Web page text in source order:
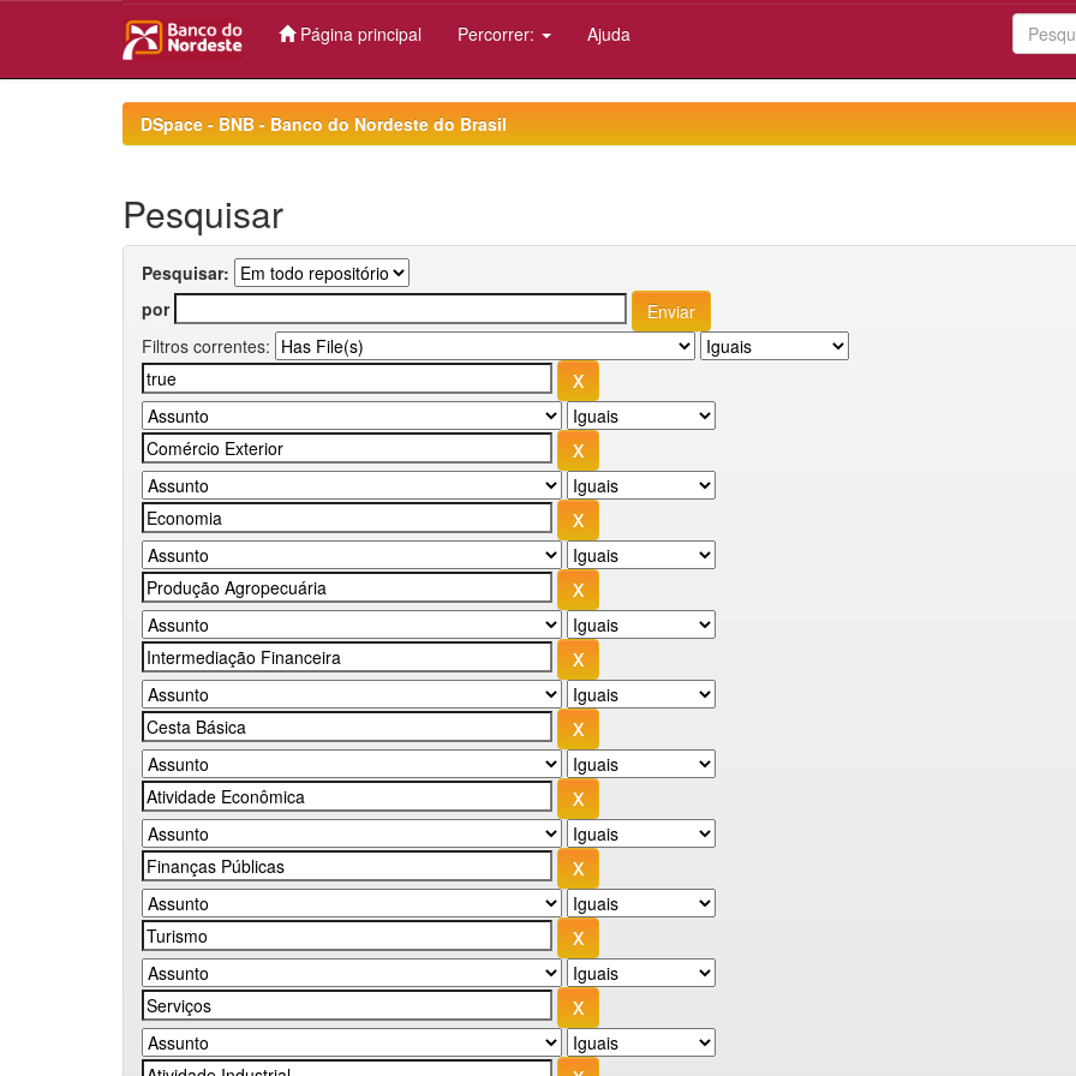
Página principal Percorrer: Ajuda
DSpace - BNB - Banco do Nordeste do Brasil
Pesquisar
Pesquisar:
por
Filtros correntes: